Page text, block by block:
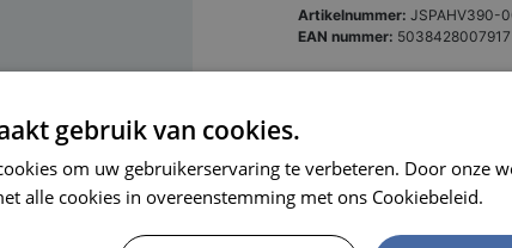
Artikelnummer: JSPAHV390-
EAN nummer: 5038428007917
gebruik van cookies.
om uw gebruikerservaring te verbeteren. Door onze
alle cookies in overeenstemming met ons Cookiebeleid.